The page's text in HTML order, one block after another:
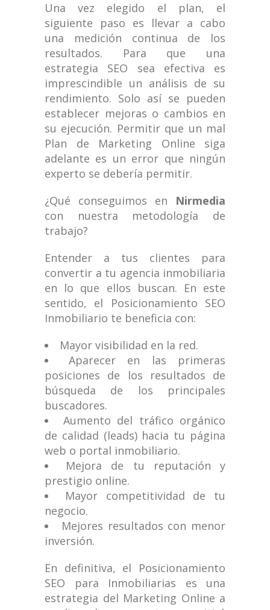
Una vez elegido el plan, el
siguiente paso es llevar a cabo
una medición continua de los
resultados. Para que una
estrategia SEO sea efectiva es
imprescindible un análisis de su
rendimiento. Solo así se pueden
establecer mejoras o cambios en
su ejecución. Permitir que un mal
Plan de Marketing Online siga
adelante es un error que ningún
experto se debería permitir.
¿Qué conseguimos en Nirmedia
con nuestra metodología de
trabajo?
Entender a tus clientes para
convertir a tu agencia inmobiliaria
en lo que ellos buscan. En este
sentido, el Posicionamiento SEO
Inmobiliario te beneficia con:
Mayor visibilidad en la red.
Aparecer en las primeras
posiciones de los resultados de
búsqueda de los principales
buscadores.
Aumento del tráfico orgánico
de calidad (leads) hacia tu página
web o portal inmobiliario.
Mejora de tu reputación y
prestigio online.
Mayor competitividad de tu
negocio.
Mejores resultados con menor
inversión.
En definitiva, el Posicionamiento
SEO para Inmobiliarias es una
estrategia del Marketing Online a